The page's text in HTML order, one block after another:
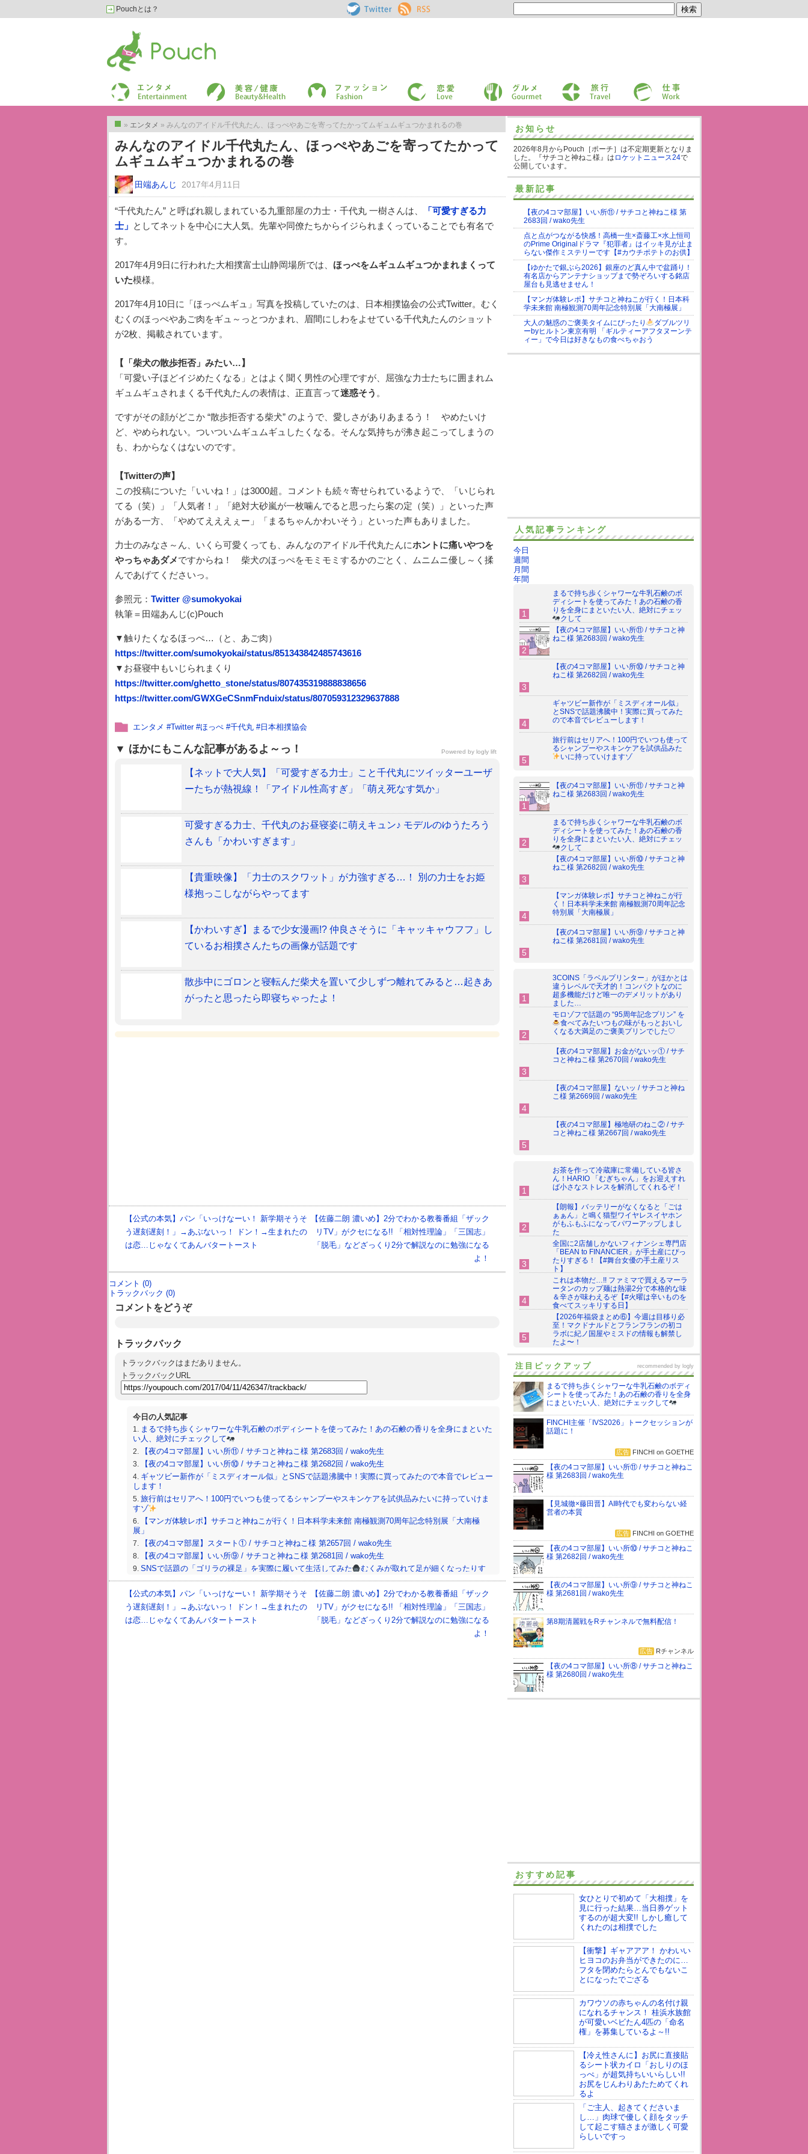
Pouchとは？
Pouch［ポー
チ］ on
RSS
Pouch［ポーチ］
エンターテイメント 美容/健康 ファッション 恋愛 グルメ 旅行 仕事
» エンタメ » みんなのアイドル千代丸たん、ほっぺやあごを寄ってたかってムギュムギュつかまれるの巻
みんなのアイドル千代丸たん、ほっぺやあごを寄ってたかって
ムギュムギュつかまれるの巻
田端あんじ 2017年4月11日
“千代丸たん” と呼ばれ親しまれている九重部屋の力士・千代丸 一樹さんは、
「可愛すぎる力
士」 としてネットを中心に大人気。先輩や同僚たちからイジられまくっていることでも有名で
す。
2017年4月9日に行われた大相撲富士山静岡場所では、 ほっぺをムギュムギュつかまれまくって
いた模様。
2017年4月10日に「ほっぺムギュ」写真を投稿していたのは、日本相撲協会の公式Twitter。むく
むくのほっぺやあご肉をギュ～っとつかまれ、眉間にしわをよせている千代丸たんのショット
が2枚、掲載されています。
【「柴犬の散歩拒否」みたい…】
「可愛い子ほどイジめたくなる」とはよく聞く男性の心理ですが、屈強な力士たちに囲まれム
ギュムギュされまくる千代丸たんの表情は、正直言って迷惑そう 。
ですがその顔がどこか “散歩拒否する柴犬” のようで、愛しさがありあまるう！ やめたいけ
ど、やめられない。ついついムギュムギュしたくなる。そんな気持ちが沸き起こってしまうの
も、わからなくはないのです。
【Twitterの声】
この投稿についた「いいね！」は3000超。コメントも続々寄せられているようで、「いじられ
てる（笑）」「人気者！」「絶対大砂嵐が一枚噛んでると思ったら案の定（笑）」といった声
がある一方、「やめてえええぇー」「まるちゃんかわいそう」といった声もありました。
力士のみなさ～ん、いくら可愛くっても、みんなのアイドル千代丸たんにホントに痛いやつを
やっちゃあダメですからね！ 柴犬のほっぺをモミモミするかのごとく、ムニムニ優し～く揉
んであげてくださいっ。
参照元： Twitter @sumokyokai
執筆＝田端あんじ(c)Pouch
▼触りたくなるほっぺ…（と、あご肉）
https://twitter.com/sumokyokai/status/851343842485743616
▼お昼寝中もいじられまくり
https://twitter.com/ghetto_stone/status/807435319888838656
https://twitter.com/GWXGeCSnmFnduix/status/807059312329637888
エンタメ #Twitter#ほっぺ#千代丸#日本相撲協会
ほかにもこんな記事があるよ～っ！
【ネットで大人気】「可愛すぎる力士」こと千代丸にツイッターユーザ
ーたちが熱視線！「アイドル性高すぎ」「萌え死なす気か」
可愛すぎる力士、千代丸のお昼寝姿に萌えキュン♪ モデルのゆうたろう
さんも「かわいすぎます」
【貴重映像】「力士のスクワット」が力強すぎる…！ 別の力士をお姫
様抱っこしながらやってます
【かわいすぎ】まるで少女漫画!? 仲良さそうに「キャッキャウフフ」し
ているお相撲さんたちの画像が話題です
散歩中にゴロンと寝転んだ柴犬を置いて少しずつ離れてみると…起きあ
がったと思ったら即寝ちゃったよ！
Powered by logly lift
【公式の本気】パン「いっけなーい！ 新学期そうそ
う遅刻遅刻！」→あぶないっ！ ドン！→生まれたの
は恋…じゃなくてあんバタートースト
【佐藤二朗 濃いめ】2分でわかる教養番組「ザック
リTV」がクセになる!! 「相対性理論」「三国志」
「脱毛」などざっくり2分で解説なのに勉強になる
よ！
コメント (0)
トラックバック (0)
コメントをどうぞ
トラックバック
トラックバックはまだありません。
トラックバックURL
今日の人気記事
まるで持ち歩くシャワーな牛乳石鹸のボディシートを使ってみた！あの石鹸の香りを全身にまといた
い人、絶対にチェックして
【夜の4コマ部屋】いい所⑪ / サチコと神ねこ様 第2683回 / wako先生
【夜の4コマ部屋】いい所⑩ / サチコと神ねこ様 第2682回 / wako先生
ギャツビー新作が「ミスディオール似」とSNSで話題沸騰中！実際に買ってみたので本音でレビュー
します！
旅行前はセリアへ！100円でいつも使ってるシャンプーやスキンケアを試供品みたいに持っていけま
すゾ
【マンガ体験レポ】サチコと神ねこが行く！日本科学未来館 南極観測70周年記念特別展「大南極
展」
【夜の4コマ部屋】スタート① / サチコと神ねこ様 第2657回 / wako先生
【夜の4コマ部屋】いい所⑨ / サチコと神ねこ様 第2681回 / wako先生
SNSで話題の「ゴリラの裸足」を実際に履いて生活してみた
むくみが取れて足が細くなったりす
ファミマのLLサイズ vs ローソンのメガサイズ…その日の気分で選びましょう！2026年話題の「デ
カドリンク」を比較してみた
【公式の本気】パン「いっけなーい！ 新学期そうそ
う遅刻遅刻！」→あぶないっ！ ドン！→生まれたの
は恋…じゃなくてあんバタートースト
【佐藤二朗 濃いめ】2分でわかる教養番組「ザック
リTV」がクセになる!! 「相対性理論」「三国志」
「脱毛」などざっくり2分で解説なのに勉強になる
よ！
お知らせ
2026年8月からPouch［ポーチ］は不定期更新となりま
した。『サチコと神ねこ様』は ロケットニュース24で
公開しています。
最新記事
【夜の4コマ部屋】いい所⑪ / サチコと神ねこ様 第
2683回 / wako先生
点と点がつながる快感！高橋一生×斎藤工×水上恒司
のPrime Originalドラマ『犯罪者』はイッキ見が止ま
らない傑作ミステリーです【#カウチポテトのお供】
【ゆかたで銀ぶら2026】銀座のど真ん中で盆踊り！
有名店からアンテナショップまで勢ぞろいする銘店
屋台も見逃せません！
【マンガ体験レポ】サチコと神ねこが行く！日本科
学未来館 南極観測70周年記念特別展「大南極展」
大人の魅惑のご褒美タイムにぴったり
ダブルツリ
ーbyヒルトン東京有明 「ギルティーアフタヌーンテ
ィー」で今日は好きなもの食べちゃおう
人気記事ランキング
今日
週間
月間
年間
まるで持ち歩くシャワーな牛乳石鹸のボ
ディシートを使ってみた！あの石鹸の香
りを全身にまといたい人、絶対にチェッ
クして
【夜の4コマ部屋】いい所⑪ / サチコと神
ねこ様 第2683回 / wako先生
【夜の4コマ部屋】いい所⑩ / サチコと神
ねこ様 第2682回 / wako先生
ギャツビー新作が「ミスディオール似」
とSNSで話題沸騰中！実際に買ってみた
ので本音でレビューします！
旅行前はセリアへ！100円でいつも使って
るシャンプーやスキンケアを試供品みた
いに持っていけますゾ
【夜の4コマ部屋】いい所⑪ / サチコと神
ねこ様 第2683回 / wako先生
まるで持ち歩くシャワーな牛乳石鹸のボ
ディシートを使ってみた！あの石鹸の香
りを全身にまといたい人、絶対にチェッ
クして
【夜の4コマ部屋】いい所⑩ / サチコと神
ねこ様 第2682回 / wako先生
【マンガ体験レポ】サチコと神ねこが行
く！日本科学未来館 南極観測70周年記念
特別展「大南極展」
【夜の4コマ部屋】いい所⑨ / サチコと神
ねこ様 第2681回 / wako先生
3COINS「ラベルプリンター」がほかとは
違うレベルで天才的！コンパクトなのに
超多機能だけど唯一のデメリットがあり
ました…
モロゾフで話題の “95周年記念プリン” を
食べてみたいつもの味がもっとおいし
くなる大満足のご褒美プリンでした♡
【夜の4コマ部屋】お金がないッ① / サチ
コと神ねこ様 第2670回 / wako先生
【夜の4コマ部屋】ないッ / サチコと神ね
こ様 第2669回 / wako先生
【夜の4コマ部屋】極地研のねこ② / サチ
コと神ねこ様 第2667回 / wako先生
お茶を作って冷蔵庫に常備している皆さ
ん！HARIO 「むぎちゃん」をお迎えすれ
ば小さなストレスを解消してくれるぞ！
【朗報】バッテリーがなくなると「ごは
ぁぁん」と鳴く猫型ワイヤレスイヤホン
がもふもふになってパワーアップしまし
た
全国に2店舗しかないフィナンシェ専門店
「BEAN to FINANCIER」が手土産にぴっ
たりすぎる！【#舞台女優の手土産リス
ト】
これは本物だ…!! ファミマで買えるマーラ
ータンのカップ麺は熱湯2分で本格的な味
＆辛さが味わえるぞ【#火曜は辛いものを
食べてスッキリする日】
【2026年福袋まとめ⑥】今週は目移り必
至！マクドナルドとフランフランの初コ
ラボに紀ノ国屋やミスドの情報も解禁し
たよ〜！
注目ピックアップ
まるで持ち歩くシャワーな牛乳石鹸のボディ
シートを使ってみた！あの石鹸の香りを全身
にまといたい人、絶対にチェックして
FINCHI主催「IVS2026」トークセッションが
話題に！
広告FINCHI on GOETHE
【夜の4コマ部屋】いい所⑪ / サチコと神ねこ
様 第2683回 / wako先生
【見城徹×藤田晋】AI時代でも変わらない経
営者の本質
広告FINCHI on GOETHE
【夜の4コマ部屋】いい所⑩ / サチコと神ねこ
様 第2682回 / wako先生
【夜の4コマ部屋】いい所⑨ / サチコと神ねこ
様 第2681回 / wako先生
第8期清麗戦をRチャンネルで無料配信！
広告Rチャンネル
【夜の4コマ部屋】いい所⑧ / サチコと神ねこ
様 第2680回 / wako先生
recommended by logly
おすすめ記事
女ひとりで初めて「大相撲」を
見に行った結果…当日券ゲット
するのが超大変!! しかし癒して
くれたのは相撲でした
【衝撃】ギャアアア！ かわいい
ヒヨコのお弁当ができたのに…
フタを閉めたらとんでもないこ
とになったでござる
カワウソの赤ちゃんの名付け親
になれるチャンス！ 桂浜水族館
が可愛いベビたん4匹の「命名
権」を募集しているよ～!!
【冷え性さんに】お尻に直接貼
るシート状カイロ「おしりのほ
っぺ」が超気持ちいいらしい!!
お尻をじんわりあたためてくれ
るよ
「ご主人、起きてくださいま
し…」肉球で優しく顔をタッチ
して起こす猫さまが激しく可愛
らしいですっ